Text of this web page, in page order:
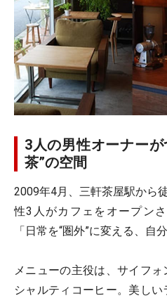
3人の男性オーナー
茶”の空間
2009年4月、三軒茶屋駅から
性3人がカフェをオープン
「日常を“圏外”に変える、自
メニューの主役は、サイフ
シャルティコーヒー。美し